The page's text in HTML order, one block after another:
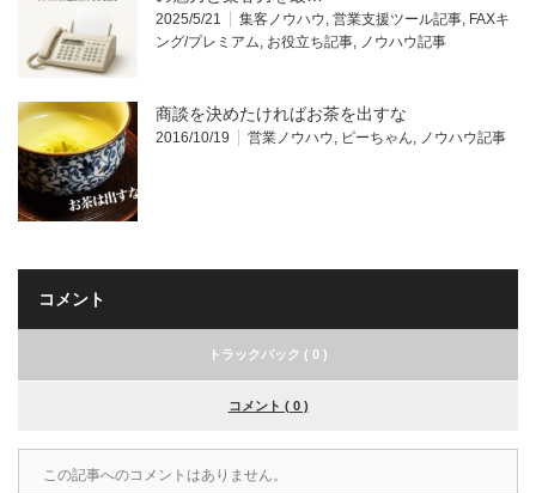
2025/5/21 集客ノウハウ, 営業支援ツール記事, FAXキ
ング/プレミアム, お役立ち記事, ノウハウ記事
商談を決めたければお茶を出すな
2016/10/19 営業ノウハウ, ピーちゃん, ノウハウ記事
コメント
トラックバック ( 0 )
コメント ( 0 )
この記事へのコメントはありません。